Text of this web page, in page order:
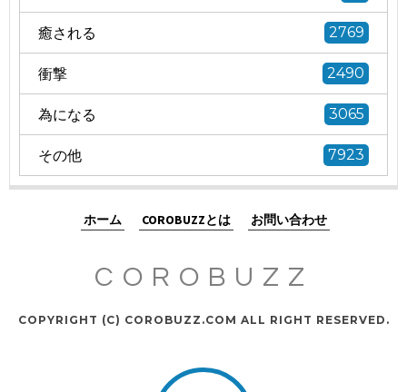
癒される 2769
衝撃 2490
為になる 3065
その他 7923
ホーム COROBUZZとは お問い合わせ
COROBUZZ
COPYRIGHT (C) COROBUZZ.COM ALL RIGHT RESERVED.